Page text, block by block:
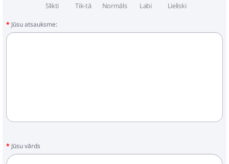
Slikti Tik-tā Normāls Labi Lieliski
Jūsu atsauksme:
Jūsu vārds